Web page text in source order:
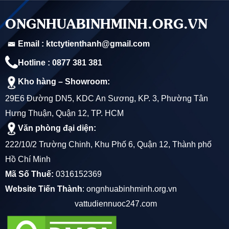
Tại Sao Nên Mua Ống PVC D21 THACO PLASTIC Tại
Tiến Thành Giá Rẻ Nhất?
- Tiến Thành là đại lý phân phối cấp 1 sản phẩm Ống Nhựa
THACO PLASTIC của Công ty TNHH SX TM QUỐC
TRUNG-MINH TRUNG-THACO PLASTIC Long An
- Là đơn Đại lý phân phối cấp 1 với sản lượng lớn vì vậy
chúng tôi luôn có mức giá đầu vào thấp nhất để có thể cung
cấp cho quý khách hàng sản phẩm với mức giá rẻ nhất
- Số lượng mua càng nhiều giá càng rẻ: căn cứ vào số
lượng hàng mua và địa điểm giao hàng Tiến Thành sẽ gửi
tới quý khách hàng mức giá thấp nhất của sản phẩm
ONGNHUABINHMINH.ORG.VN
Email : ktctytienthanh@gmail.com
Hotline : 0877 381 381
Kho hàng – Showroom:
29E6 Đường DN5, KDC An Sương, KP. 3, Phường Tân
Hưng Thuận, Quận 12, TP. HCM
Văn phòng đại diện:
222/10/2 Trường Chinh, Khu Phố 6, Quận 12, Thành phố
Hồ Chí Minh
Mã Số Thuế: 0316152369
Website Tiến Thành: ongnhuabinhminh.org.vn
vattudiennuoc247.com